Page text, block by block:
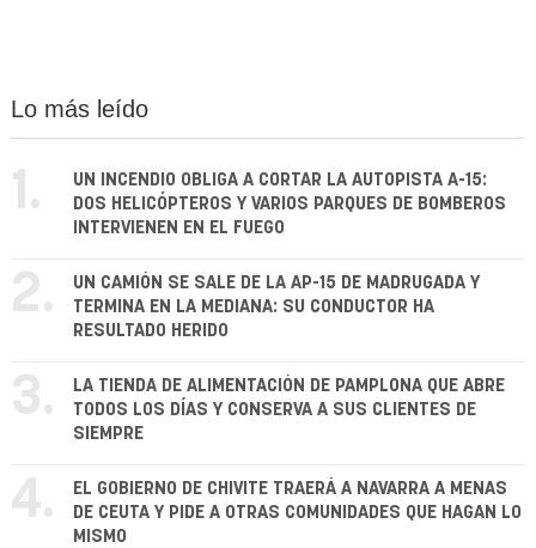
Lo más leído
1.
UN INCENDIO OBLIGA A CORTAR LA AUTOPISTA A-15:
DOS HELICÓPTEROS Y VARIOS PARQUES DE BOMBEROS
INTERVIENEN EN EL FUEGO
2.
UN CAMIÓN SE SALE DE LA AP-15 DE MADRUGADA Y
TERMINA EN LA MEDIANA: SU CONDUCTOR HA
RESULTADO HERIDO
3.
LA TIENDA DE ALIMENTACIÓN DE PAMPLONA QUE ABRE
TODOS LOS DÍAS Y CONSERVA A SUS CLIENTES DE
SIEMPRE
4.
EL GOBIERNO DE CHIVITE TRAERÁ A NAVARRA A MENAS
DE CEUTA Y PIDE A OTRAS COMUNIDADES QUE HAGAN LO
MISMO